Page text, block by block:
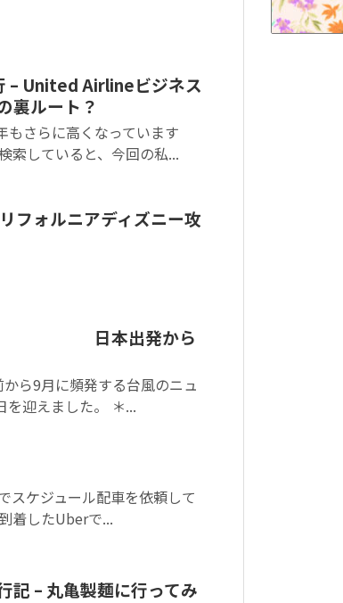
– United Airlineビジネス
裏ルート？
もさらに高くなっています
索していると、今回の私...
フォルニアディズニー攻
目） 日本出発から
ら9月に頻発する台風のニュ
を迎えました。 ＊...
スケジュール配車を依頼して
着したUberで...
記 – 丸亀製麺に行ってみ
48位 るな
49位 愛車の